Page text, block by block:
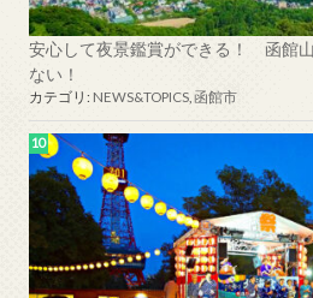
安心して夜景鑑賞ができる！ 函館
ない！
カテゴリ: NEWS&TOPICS 函館市